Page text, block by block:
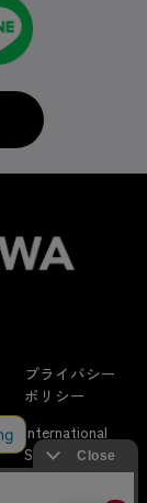
プライバシー
ポリシー
International
Shipping
最適な提供、ト